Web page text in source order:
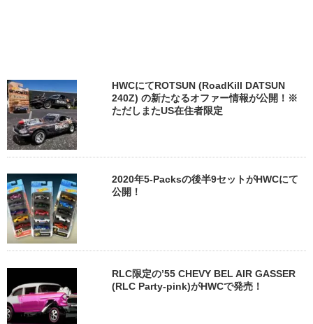
HWCにてROTSUN (RoadKill DATSUN
240Z) の新たなるオファー情報が公開！※
ただしまたUS在住者限定
2020年5-Packsの後半9セットがHWCにて
公開！
RLC限定の’55 CHEVY BEL AIR GASSER
(RLC Party-pink)がHWCで発売！